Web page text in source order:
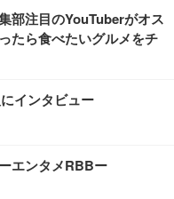
部注目のYouTuberがオス
たら食べたいグルメをチ
インタビュー
エンタメRBBー